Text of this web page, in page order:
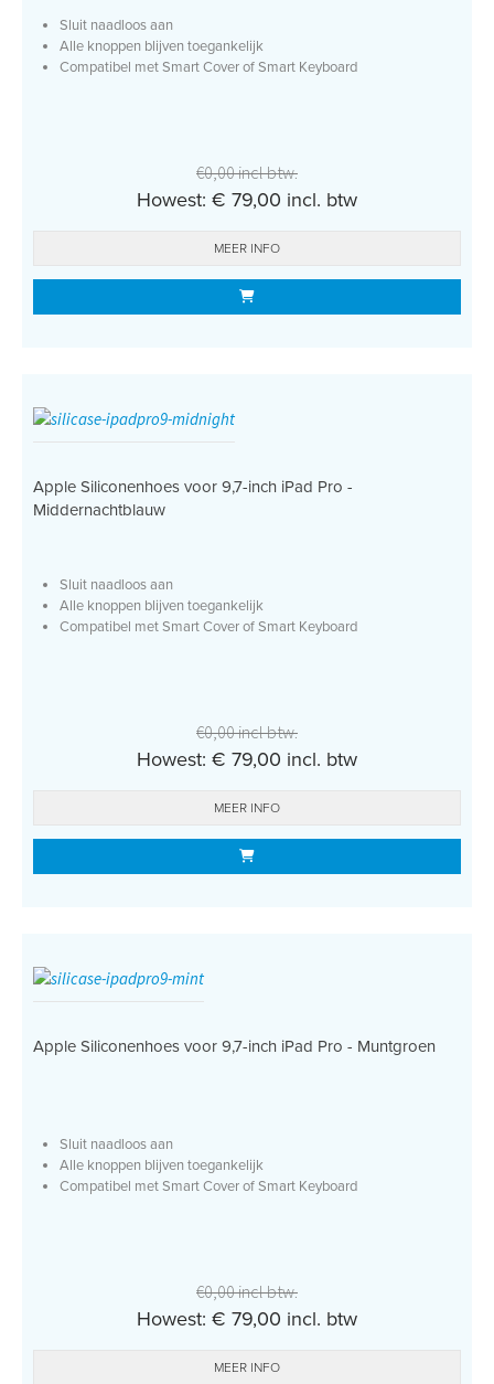
Sluit naadloos aan
Alle knoppen blijven toegankelijk
Compatibel met Smart Cover of Smart Keyboard
€0,00 incl btw.
Howest: € 79,00 incl. btw
MEER INFO
Apple Siliconenhoes voor 9,7-inch iPad Pro -
Middernachtblauw
Sluit naadloos aan
Alle knoppen blijven toegankelijk
Compatibel met Smart Cover of Smart Keyboard
€0,00 incl btw.
Howest: € 79,00 incl. btw
MEER INFO
Apple Siliconenhoes voor 9,7-inch iPad Pro - Muntgroen
Sluit naadloos aan
Alle knoppen blijven toegankelijk
Compatibel met Smart Cover of Smart Keyboard
€0,00 incl btw.
Howest: € 79,00 incl. btw
MEER INFO